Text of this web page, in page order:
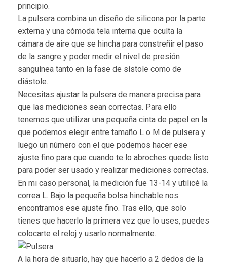
principio.
La pulsera combina un diseño de silicona por la parte
externa y una cómoda tela interna que oculta la
cámara de aire que se hincha para constreñir el paso
de la sangre y poder medir el nivel de presión
sanguínea tanto en la fase de sístole como de
diástole.
Necesitas ajustar la pulsera de manera precisa para
que las mediciones sean correctas. Para ello
tenemos que utilizar una pequeña cinta de papel en la
que podemos elegir entre tamaño L o M de pulsera y
luego un número con el que podemos hacer ese
ajuste fino para que cuando te lo abroches quede listo
para poder ser usado y realizar mediciones correctas.
En mi caso personal, la medición fue 13-14 y utilicé la
correa L. Bajo la pequeña bolsa hinchable nos
encontramos ese ajuste fino. Tras ello, que solo
tienes que hacerlo la primera vez que lo uses, puedes
colocarte el reloj y usarlo normalmente.
A la hora de situarlo, hay que hacerlo a 2 dedos de la